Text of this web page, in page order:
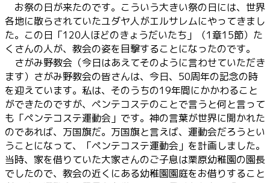
お祭の日が来たのです。こういう大きい祭の日には、世界
各地に散らされていたユダヤ人がエルサレムにやってきまし
た。この日「120人ほどのきょうだいたち」（1章15節）た
くさんの人が、教会の姿を目撃することになったのです。
さがみ野教会（今日はあえてそのように言わせていただき
ます）さがみ野教会の皆さんは、今日、50周年の記念の時
を迎えています。私は、そのうちの19年間にかかわること
ができたのですが、ペンテコステのことで言うと何と言って
も「ペンテコステ運動会」です。神の言葉が世界に開かれた
のであれば、万国旗だ。万国旗と言えば、運動会だろうとい
うことになって、「ペンテコステ運動会」を計画しました。
当時、家を借りていた大家さんのご子息は栗原幼稚園の園長
でしたので、教会の近くにある幼稚園園庭をお借りすること